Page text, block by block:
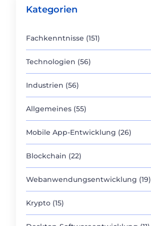
Kategorien
Fachkenntnisse (151)
Technologien (56)
Industrien (56)
Allgemeines (55)
Mobile App-Entwicklung (26)
Blockchain (22)
Webanwendungsentwicklung (19)
Krypto (15)